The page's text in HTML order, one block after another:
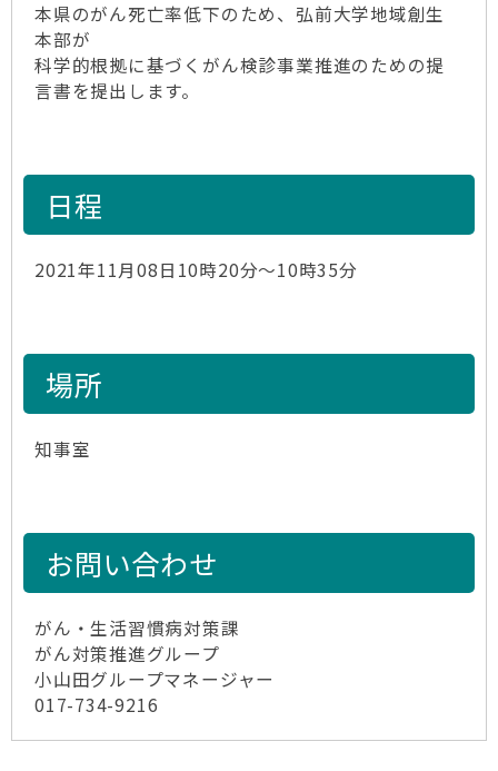
本県のがん死亡率低下のため、弘前大学地域創生
本部が
科学的根拠に基づくがん検診事業推進のための提
言書を提出します。
日程
2021年11月08日10時20分～10時35分
場所
知事室
お問い合わせ
がん・生活習慣病対策課
がん対策推進グループ
小山田グループマネージャー
017-734-9216